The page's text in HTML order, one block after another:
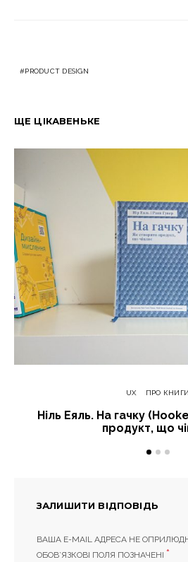
PRODUCT DESIGN
ЩЕ ЦІКАВЕНЬКЕ
UX ПРО КНИГИ
Ніль Еяль. На гачку
продукт, що
ЗАЛИШИТИ ВІДПОВІДЬ
ВАША E-MAIL АДРЕСА НЕ
ОБОВ’ЯЗКОВІ ПОЛЯ ПОЗНАЧЕНІ *